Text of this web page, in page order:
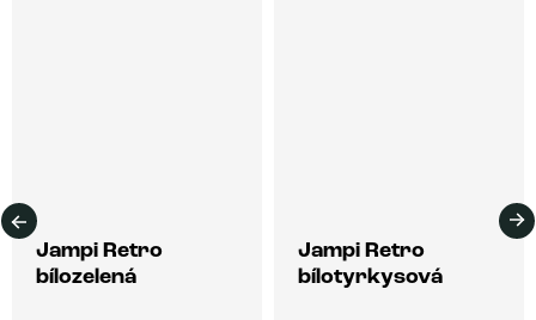
Jampi Retro
bílozelená
Jampi Retro
bílotyrkysová